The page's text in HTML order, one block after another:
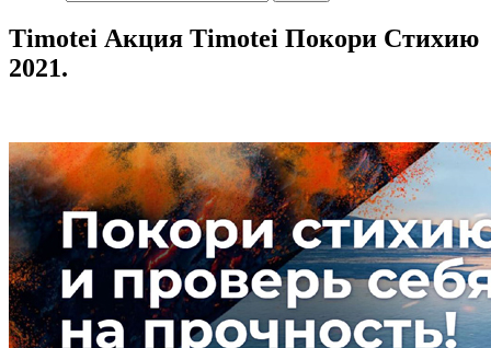
Timotei Акция Timotei Покори Стихию
2021.